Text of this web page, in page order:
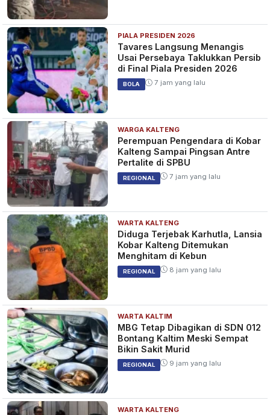
PIALA PRESIDEN 2026
Tavares Langsung Menangis
Usai Persebaya Taklukkan Persib
di Final Piala Presiden 2026
BOLA 7 jam yang lalu
WARGA KALTENG
Perempuan Pengendara di Kobar
Kalteng Sampai Pingsan Antre
Pertalite di SPBU
REGIONAL 7 jam yang lalu
WARTA KALTENG
Diduga Terjebak Karhutla, Lansia
Kobar Kalteng Ditemukan
Menghitam di Kebun
REGIONAL 8 jam yang lalu
WARTA KALTIM
MBG Tetap Dibagikan di SDN 012
Bontang Kaltim Meski Sempat
Bikin Sakit Murid
REGIONAL 9 jam yang lalu
WARTA KALTENG